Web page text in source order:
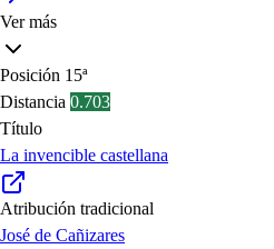
Ver más
Posición 15ª
Distancia 0.703
Título
La invencible castellana
Atribución tradicional
José de Cañizares